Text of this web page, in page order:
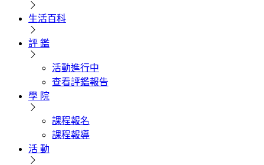
生活百科
評 鑑
活動進行中
查看評鑑報告
學 院
課程報名
課程報導
活 動